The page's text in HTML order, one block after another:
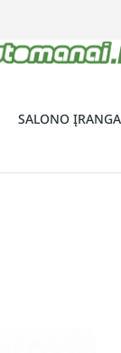
SALONO ĮRANGA